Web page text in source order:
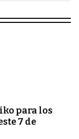
para los
7 de